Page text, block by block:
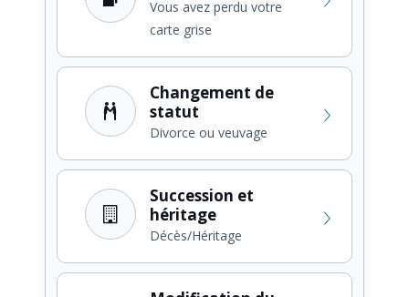
Vous avez perdu votre
carte grise
Changement de
statut
Divorce ou veuvage
Succession et
héritage
Décès/Héritage